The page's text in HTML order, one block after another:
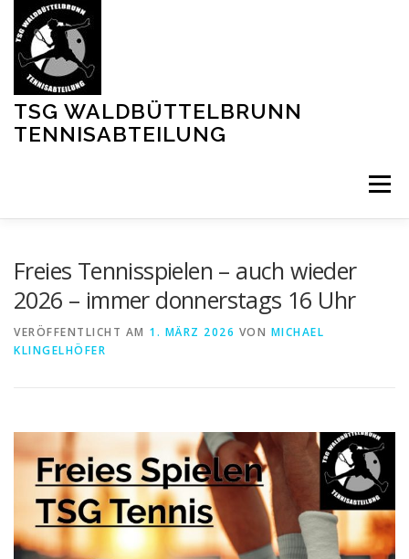
Inhalt
springen
TSG WALDBÜTTELBRUNN
TENNISABTEILUNG
Menü
Freies Tennisspielen – auch wieder
2026 – immer donnerstags 16 Uhr
VERÖFFENTLICHT AM 1. MÄRZ 2026 VON MICHAEL
KLINGELHÖFER